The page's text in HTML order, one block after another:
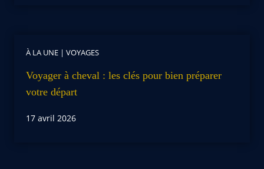
À LA UNE | VOYAGES
Voyager à cheval : les clés pour bien préparer
votre départ
17 avril 2026